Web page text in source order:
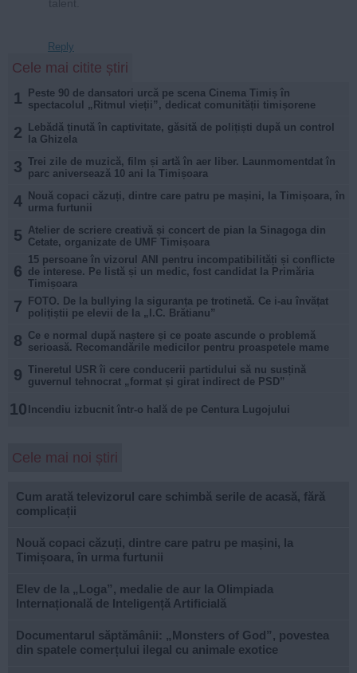
Reply
Cele mai citite știri
1
Peste 90 de dansatori urcă pe scena Cinema Timiș în
spectacolul „Ritmul vieții”, dedicat comunității timișorene
2
Lebădă ținută în captivitate, găsită de polițiști după un control
la Ghizela
3 Trei zile de muzică, film și artă în aer liber. Launmomentdat în
parc aniversează 10 ani la Timișoara
4
Nouă copaci căzuți, dintre care patru pe mașini, la Timișoara, în
urma furtunii
5 Atelier de scriere creativă și concert de pian la Sinagoga din
Cetate, organizate de UMF Timișoara
6
15 persoane în vizorul ANI pentru incompatibilități și conflicte
de interese. Pe listă și un medic, fost candidat la Primăria
Timișoara
7
FOTO. De la bullying la siguranța pe trotinetă. Ce i-au învățat
polițiștii pe elevii de la „I.C. Brătianu”
8 Ce e normal după naștere și ce poate ascunde o problemă
serioasă. Recomandările medicilor pentru proaspetele mame
9 Tineretul USR îi cere conducerii partidului să nu susțină
guvernul tehnocrat „format și girat indirect de PSD”
10 Incendiu izbucnit într-o hală de pe Centura Lugojului
Cele mai noi știri
Cum arată televizorul care schimbă serile de acasă, fără
complicații
Nouă copaci căzuți, dintre care patru pe mașini, la
Timișoara, în urma furtunii
Elev de la „Loga”, medalie de aur la Olimpiada
Internațională de Inteligență Artificială
Documentarul săptămânii: „Monsters of God”, povestea
din spatele comerțului ilegal cu animale exotice